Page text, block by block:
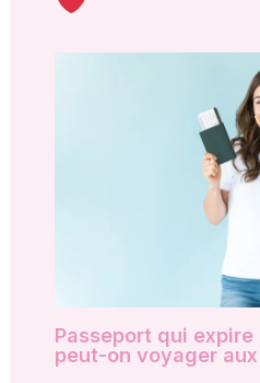
Passeport qui expire
peut-on voyager